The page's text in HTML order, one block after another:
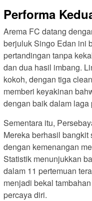
Performa
Arema FC datang
berjuluk Singo Edan ini
pertandingan tanpa
dan dua hasil imbang.
kokoh, dengan tiga
memberi keyakinan
dengan baik dalam laga
Sementara itu,
Mereka berhasil
dengan kemenangan
Statistik menunjukkan
dalam 11 pertemuan
menjadi bekal
percaya diri.